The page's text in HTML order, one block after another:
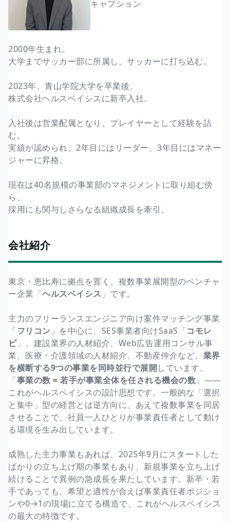
キャプション
2000年生まれ。
大学までサッカー部に所属し、サッカーに打ち込む。
2023年、青山学院大学を卒業後、
株式会社ヘルスベイシスに新卒入社。
入社後は営業配属となり、プレイヤーとして経験を詰
む。
実績が認められ、2年目にはリーダー、3年目にはマネー
ジャーに昇格。
現在は40名規模の事業部のマネジメントに取り組む傍
ら、
採用にも関与しさらなる組織成長を牽引。
会社紹介
東京・恵比寿に拠点を置く、複数事業展開型のベンチャ
ー企業「ヘルスベイシス 」です。
主力のフリーランスエンジニア向け案件マッチング事業
「フリコン 」を中心に、SES事業者向けSaaS「コモレ
ビ」、建設業界の人材紹介、Web広告運用コンサル事
業、医療・介護領域の人材紹介、不動産仲介など、 業界
を横断する9つの事業を同時並行で展開しています。
「事業の数 = 若手が事業全体を任される機会の数 」——
これがヘルスベイシスの設計思想です。一般的な「選択
と集中」型の経営とは逆方向に、あえて複数事業を同居
させることで、社員一人ひとりが事業責任者として動け
る環境を生み出しています。
成熟した主力事業もあれば、2025年9月にスタートした
ばかりの立ち上げ期の事業もあり、新規事業を立ち上げ
続けることで異例の急成長を果たしています。新卒・若
手であっても、希望と適性が合えば事業責任者ポジショ
ンや0→1の現場に立てる構造で、これがヘルスベイシス
の最大の特徴です。